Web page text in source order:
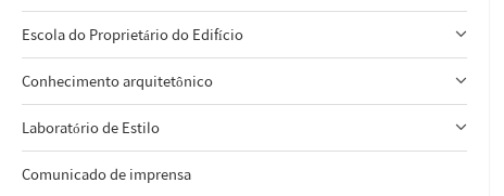
Escola do Proprietário do Edifício
Conhecimento arquitetônico
Laboratório de Estilo
Comunicado de imprensa